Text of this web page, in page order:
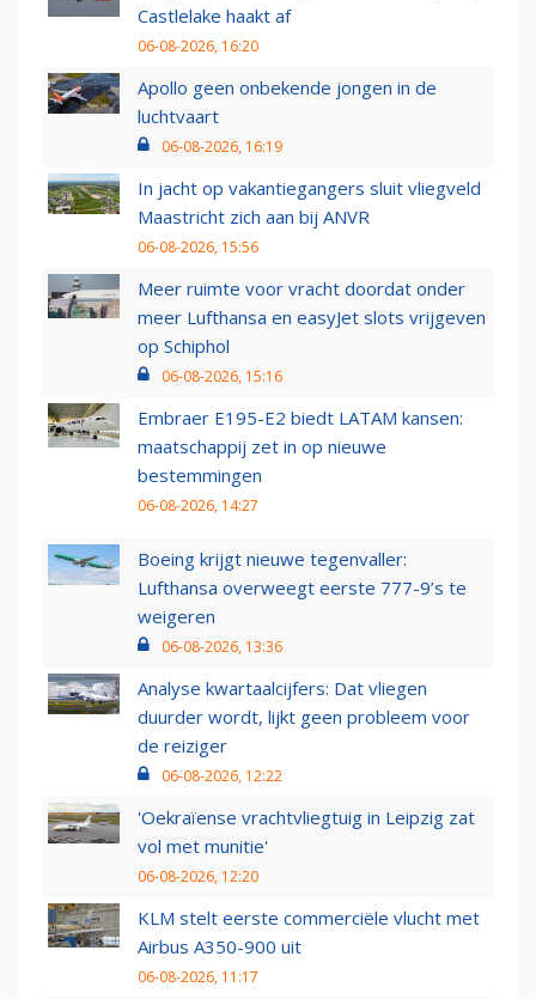
Castlelake haakt af
06-08-2026, 16:20
Apollo geen onbekende jongen in de
luchtvaart
06-08-2026, 16:19
In jacht op vakantiegangers sluit vliegveld
Maastricht zich aan bij ANVR
06-08-2026, 15:56
Meer ruimte voor vracht doordat onder
meer Lufthansa en easyJet slots vrijgeven
op Schiphol
06-08-2026, 15:16
Embraer E195-E2 biedt LATAM kansen:
maatschappij zet in op nieuwe
bestemmingen
06-08-2026, 14:27
Boeing krijgt nieuwe tegenvaller:
Lufthansa overweegt eerste 777-9’s te
weigeren
06-08-2026, 13:36
Analyse kwartaalcijfers: Dat vliegen
duurder wordt, lijkt geen probleem voor
de reiziger
06-08-2026, 12:22
'Oekraïense vrachtvliegtuig in Leipzig zat
vol met munitie'
06-08-2026, 12:20
KLM stelt eerste commerciële vlucht met
Airbus A350-900 uit
06-08-2026, 11:17